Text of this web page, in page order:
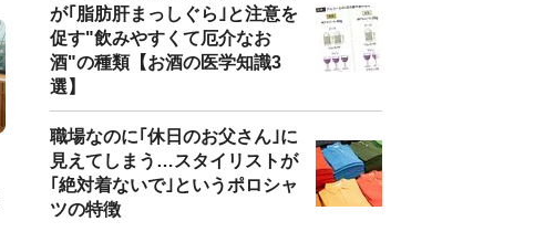
が｢脂肪肝まっしぐら｣と注意を
促す"飲みやすくて厄介なお
酒"の種類【お酒の医学知識3
選】
職場なのに｢休日のお父さん｣に
見えてしまう…スタイリストが
｢絶対着ないで｣というポロシャ
ツの特徴